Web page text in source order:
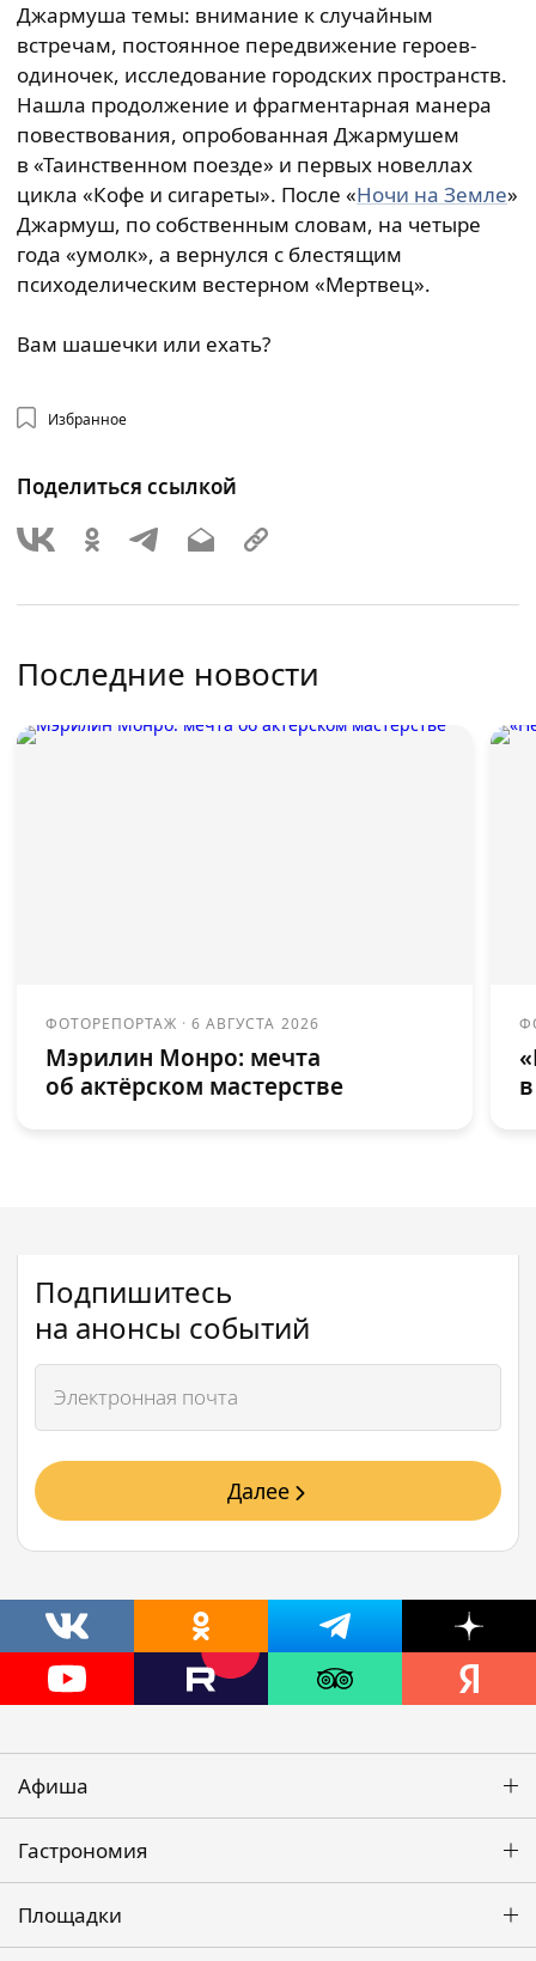
Джармуша темы: внимание к случайным
встречам, постоянное передвижение героев-
одиночек, исследование городских пространств.
Нашла продолжение и фрагментарная манера
повествования, опробованная Джармушем
в «Таинственном поезде» и первых новеллах
цикла «Кофе и сигареты». После «Ночи на Земле»
Джармуш, по собственным словам, на четыре
года «умолк», а вернулся с блестящим
психоделическим вестерном «Мертвец».
Вам шашечки или ехать?
Избранное
Поделиться ссылкой
Последние новости
ФОТОРЕПОРТАЖ ·6 АВГУСТА 2026
Мэрилин Монро: мечта
об актёрском мастерстве
Подпишитесь
на анонсы событий
Далее
Афиша
Гастрономия
Площадки